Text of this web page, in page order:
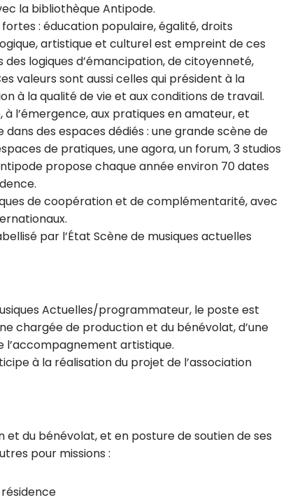
la bibliothèque Antipode.
: éducation populaire, égalité, droits
artistique et culturel est empreint de ces
logiques d’émancipation, de citoyenneté,
valeurs sont aussi celles qui président à la
à la qualité de vie et aux conditions de travail.
l’émergence, aux pratiques en amateur, et
des espaces dédiés : une grande scène de
de pratiques, une agora, un forum, 3 studios
propose chaque année environ 70 dates
de coopération et de complémentarité, avec
par l’État Scène de musiques actuelles
Actuelles/programmateur, le poste est
chargée de production et du bénévolat, d’une
l’accompagnement artistique.
à la réalisation du projet de l’association
du bénévolat, et en posture de soutien de ses
pour missions :